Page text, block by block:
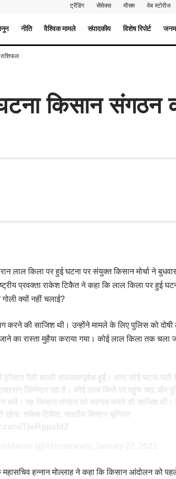
ट्रेंडिंग सेंसेक्स मौसम वेब स्टोरीज
नीति वैश्विक मामले संपादकीय विशेष रिपोर्ट
राशिफल
किसान
लाल किला पर हुई घटना पर संयुक्त किसान मोर्चा ने
प्रवक्ता राकेश टिकैत ने कहा कि लाल किला पर हुई
क्यों नहीं चलाई?
करने की साजिश थी। उन्होंने मामले के लिए पुलिस को दोषी
का रास्ता मुहैया कराया गया। कोई लाल किला तक चला
हन्नान मोल्लाह ने कहा कि किसान आंदोलन को